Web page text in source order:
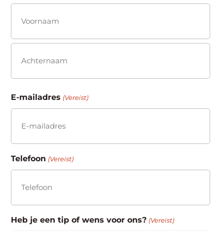
(Vereist)
Voornaam
E-mailadres (Vereist)
Telefoon (Vereist)
Heb je een tip of wens voor ons? (Vereist)